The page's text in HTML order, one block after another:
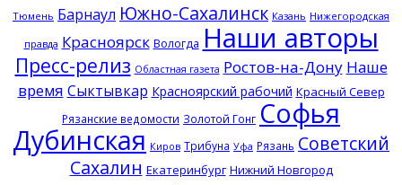
Тюмень Барнаул Южно-Сахалинск Казань Нижегородская
правда Красноярск Вологда Наши авторы
Пресс-релиз Областная газета Ростов-на-Дону Наше
время Сыктывкар Красноярский рабочий Красный Север
Рязанские ведомости Золотой Гонг Софья
Дубинская Киров Трибуна Уфа Рязань Советский
Сахалин Екатеринбург Нижний Новгород